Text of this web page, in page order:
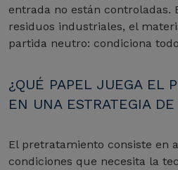
entrada no están controladas.
residuos industriales, el
partida neutro: condiciona
¿QUÉ PAPEL JUEGA EL
EN UNA ESTRATEGIA
El pretratamiento consiste en
condiciones que necesita la